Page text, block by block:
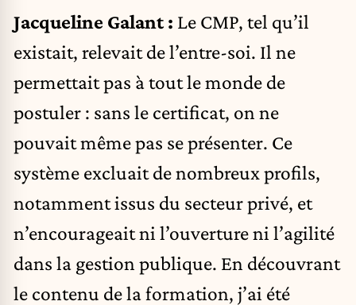
Jacqueline Galant : Le CMP, tel qu’il
existait, relevait de l’entre-soi. Il ne
permettait pas à tout le monde de
postuler : sans le certificat, on ne
pouvait même pas se présenter. Ce
système excluait de nombreux profils,
notamment issus du secteur privé, et
n’encourageait ni l’ouverture ni l’agilité
dans la gestion publique. En découvrant
le contenu de la formation, j’ai été